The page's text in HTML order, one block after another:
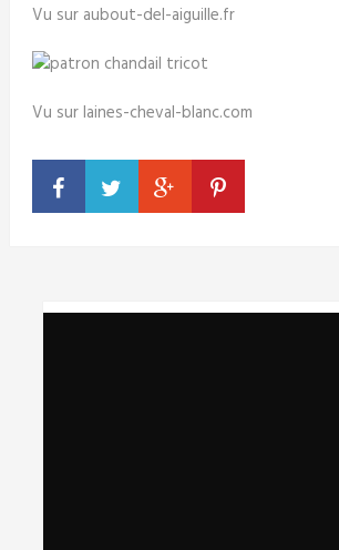
Vu sur aubout-del-aiguille.fr
Vu sur laines-cheval-blanc.com